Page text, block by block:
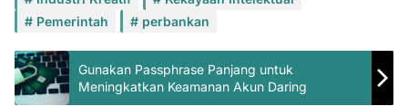
Pemerintah
perbankan
Gunakan Passphrase Panjang untuk
Meningkatkan Keamanan Akun Daring